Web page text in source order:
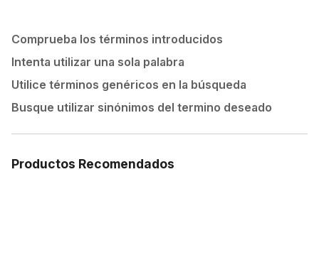
Comprueba los términos introducidos
Intenta utilizar una sola palabra
Utilice términos genéricos en la búsqueda
Busque utilizar sinónimos del termino deseado
Productos Recomendados